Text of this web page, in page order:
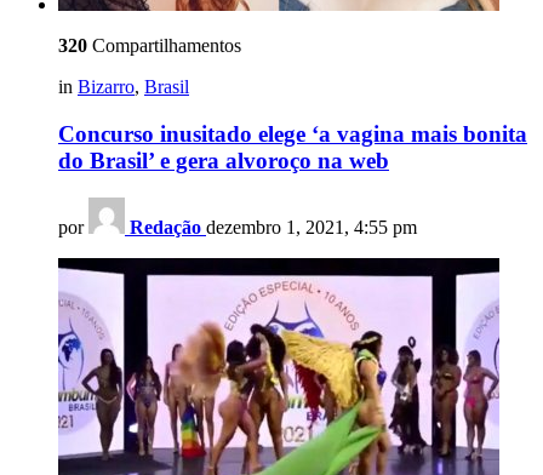
320 Compartilhamentos
in Bizarro, Brasil
Concurso inusitado elege ‘a vagina mais bonita
do Brasil’ e gera alvoroço na web
por Redação dezembro 1, 2021, 4:55 pm